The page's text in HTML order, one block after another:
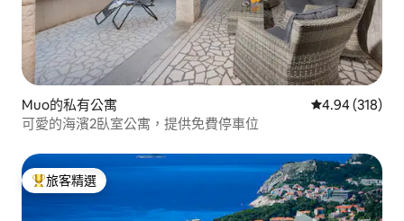
Muo的私有公寓 從 318 則評價
4.94 (318)
可愛的海濱2臥室公寓，提供免費停車位
旅客精選榜首
旅客精選